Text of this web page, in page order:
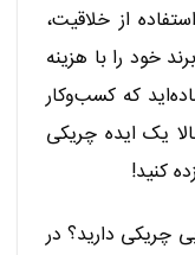
از خلاقیت،
خود را با هزینه
که کسب‌وکار
یک ایده چریکی
کنید!
چریکی دارید؟ در